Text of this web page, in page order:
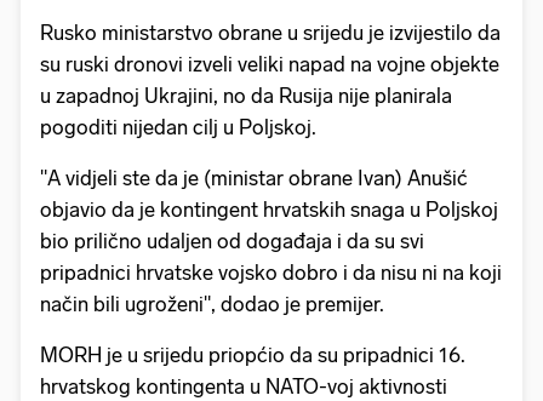
Rusko ministarstvo obrane u srijedu je izvijestilo da
su ruski dronovi izveli veliki napad na vojne objekte
u zapadnoj Ukrajini, no da Rusija nije planirala
pogoditi nijedan cilj u Poljskoj.
"A vidjeli ste da je (ministar obrane Ivan) Anušić
objavio da je kontingent hrvatskih snaga u Poljskoj
bio prilično udaljen od događaja i da su svi
pripadnici hrvatske vojsko dobro i da nisu ni na koji
način bili ugroženi", dodao je premijer.
MORH je u srijedu priopćio da su pripadnici 16.
hrvatskog kontingenta u NATO-voj aktivnosti